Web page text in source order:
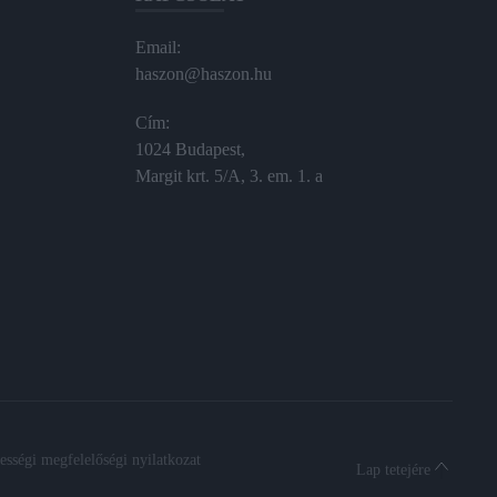
Email:
haszon@haszon.hu
Cím:
1024 Budapest,
Margit krt. 5/A, 3. em. 1. a
megfelelőségi nyilatkozat
Lap tetejére